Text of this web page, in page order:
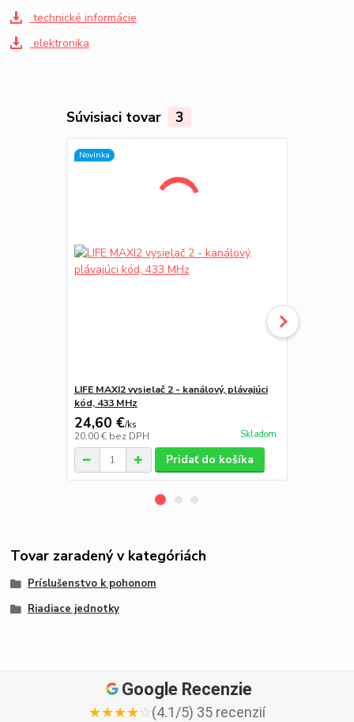
technické informácie
elektronika
Súvisiaci tovar 3
Novinka
LIFE MAXI2 vysielač 2 - kanálový, plávajúci
kód, 433 MHz
24,60 €/ks
20,00 € bez DPH Skladom
Pridať do košíka
Tovar zaradený v kategóriách
Príslušenstvo k pohonom
Riadiace jednotky
Google Recenzie
★★★★☆(4.1/5) 35 recenzií